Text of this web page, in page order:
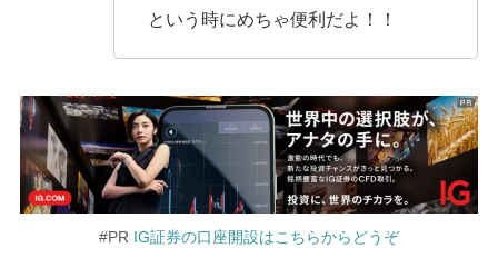
という時にめちゃ便利だよ！！
#PR IG証券の口座開設はこちらからどうぞ